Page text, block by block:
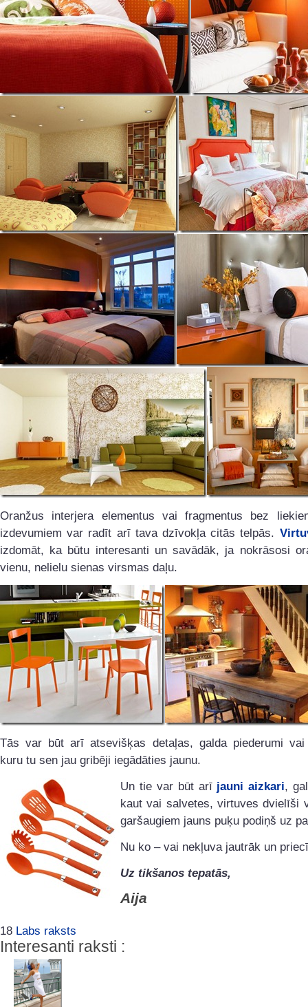
Oranžus interjera elementus vai fragmentus bez
izdevumiem var radīt arī tava dzīvokļa citās telpās.
izdomāt, ka būtu interesanti un savādāk, ja nokrāsosi
vienu, nelielu sienas virsmas daļu.
Tās var būt arī atsevišķas detaļas, galda piederumi vai
kuru tu sen jau gribēji iegādāties jaunu.
Un tie var būt arī jauni aizkari,
kaut vai salvetes, virtuves dvielīši
garšaugiem jauns puķu podiņš uz
Nu ko – vai nekļuva jautrāk un
Uz tikšanos tepatās,
Aija
18 Labs raksts
Interesanti raksti :